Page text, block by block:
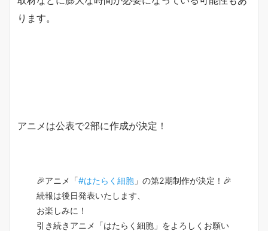
ります。
アニメは公表で2部に作成が決定！
🎉アニメ「#はたらく細胞 」の第2期制作が決定！🎉
続報は後日発表いたします、
お楽しみに！
引き続きアニメ「はたらく細胞」をよろしくお願い